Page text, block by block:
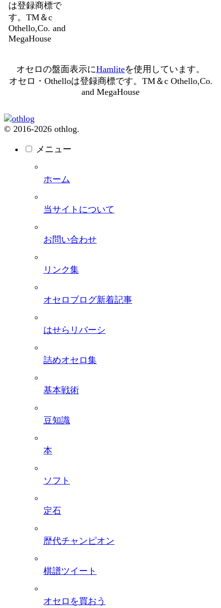
は登録商標で
す。TM＆c
Othello,Co. and
MegaHouse
オセロの盤面表示にHamliteを使用しています。
オセロ・Othelloは登録商標です。TM＆c Othello,Co.
and MegaHouse
© 2016-2026 othlog.
メニュー
ホーム
当サイトについて
お問い合わせ
リンク集
オセロブログ新着記事
はせらリバーシ
詰めオセロ集
基本戦術
豆知識
本
ソフト
定石
歴代チャンピオン
棋譜ツイート
オセロを買おう